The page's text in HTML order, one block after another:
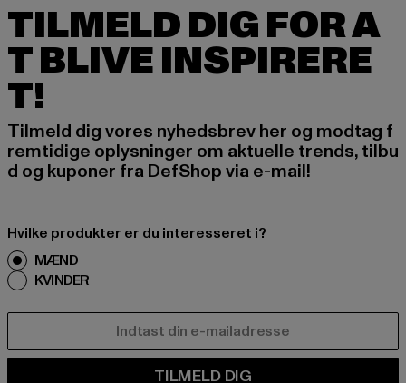
TILMELD DIG FOR A
T BLIVE INSPIRERE
T!
Tilmeld dig vores nyhedsbrev her og modtag f
remtidige oplysninger om aktuelle trends, tilbu
d og kuponer fra DefShop via e-mail!
Hvilke produkter er du interesseret i?
MÆND
KVINDER
TILMELD DIG